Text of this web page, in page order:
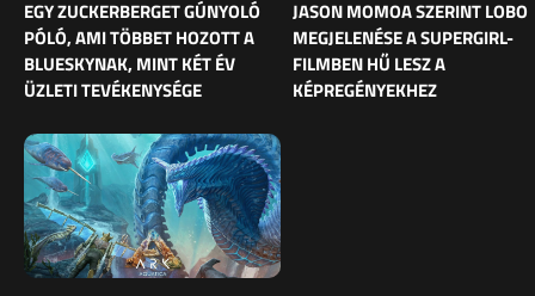
EGY ZUCKERBERGET GÚNYOLÓ
PÓLÓ, AMI TÖBBET HOZOTT A
BLUESKYNAK, MINT KÉT ÉV
ÜZLETI TEVÉKENYSÉGE
JASON MOMOA SZERINT LOBO
MEGJELENÉSE A SUPERGIRL-
FILMBEN HŰ LESZ A
KÉPREGÉNYEKHEZ